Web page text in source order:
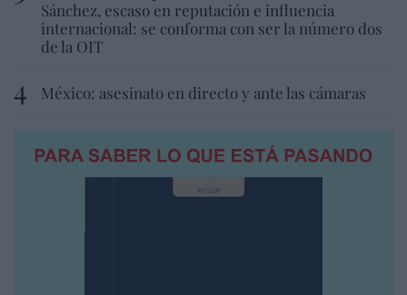
Sánchez, escaso en reputación e influencia
internacional: se conforma con ser la número dos
de la OIT
México: asesinato en directo y ante las cámaras